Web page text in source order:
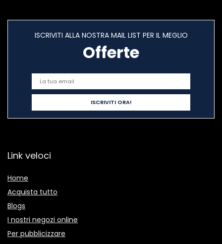
ISCRIVITI ALLA NOSTRA MAIL LIST PER IL MEGLIO
Offerte
Link veloci
Home
Acquista tutto
Blogs
I nostri negozi online
Per pubblicizzare